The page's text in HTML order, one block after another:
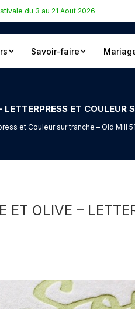
du 3 au 21 Aout 2026
Savoir-faire
ET
et Couleur sur tranche – Old Mill
ET OLIVE –